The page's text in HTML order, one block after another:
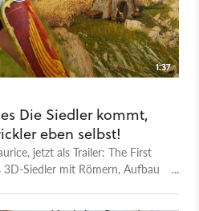
1:37
Die Siedler kommt,
eben selbst!
jetzt als Trailer: The First
Siedler mit Römern, Aufbau